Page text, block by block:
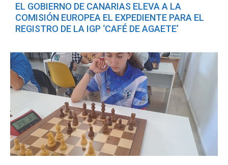
EL GOBIERNO DE CANARIAS ELEVA A LA
COMISIÓN EUROPEA EL EXPEDIENTE PARA EL
REGISTRO DE LA IGP ‘CAFÉ DE AGAETE’